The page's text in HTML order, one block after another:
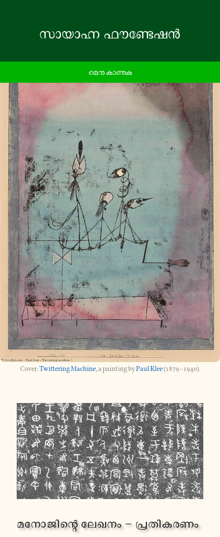
മെനു കാണുക
Twittering Machine,a painting byPaul Klee(1879–1940).
മ­നോ­ജി­ന്റെ ലേഖനം – പ്ര­തി­ക­ര­ണം